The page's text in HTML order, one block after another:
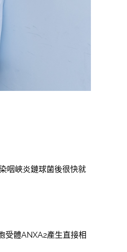
咽峽炎鏈球菌後很快就
受體ANXA2產生直接相